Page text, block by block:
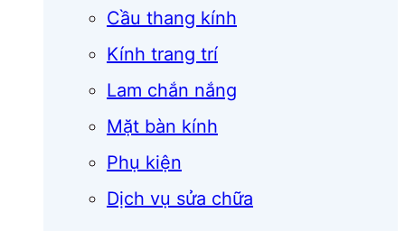
Cầu thang kính
Kính trang trí
Lam chắn nắng
Mặt bàn kính
Phụ kiện
Dịch vụ sửa chữa